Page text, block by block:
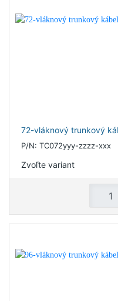
72-vláknový trunkový
P/N: TC072yyy-zzzz-xxx
Zvoľte variant